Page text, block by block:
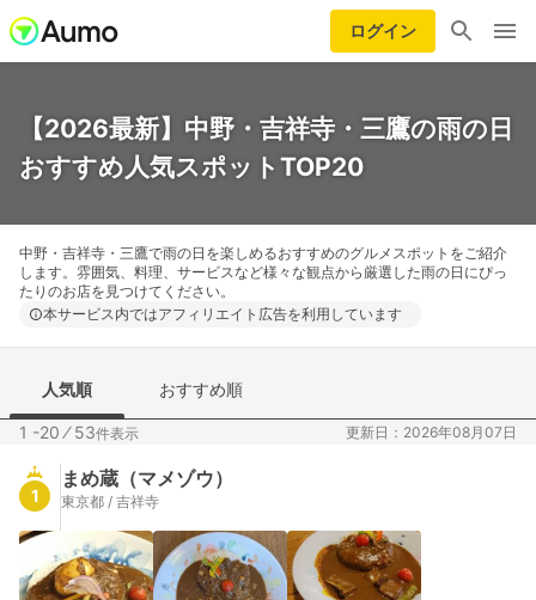
ログイン
【2026最新】中野・吉祥寺・三鷹の雨の日
おすすめ人気スポットTOP20
中野・吉祥寺・三鷹で雨の日を楽しめるおすすめのグルメスポットをご紹介
します。雰囲気、料理、サービスなど様々な観点から厳選した雨の日にぴっ
たりのお店を見つけてください。
本サービス内ではアフィリエイト広告を利用しています
人気順 おすすめ順
1 -20 ⁄53件表示 更新日：2026年08月07日
1
まめ蔵（マメゾウ）
東京都 / 吉祥寺